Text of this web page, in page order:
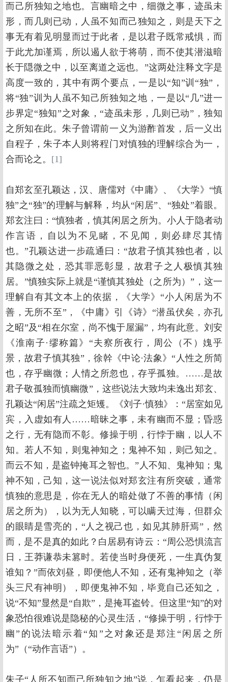
而己所独知之地也。言幽暗之中，细微之事，迹虽未
形，而几则已动，人虽不知而己独知之，则是天下之
事无有着见明显而过于此者，是以君子既常戒惧，而
于此尤加谨焉，所以遏人欲于将萌，而不使其潜滋暗
长于隠微之中，以至离道之远也。”这两处注释文字是
高度一致的，其中有两个要点，一是以“知”训“独”，
将“独”训为人虽不知己所独知之地，一是以“几”进一
步界定“独知”之对象，“迹虽未形，几则已动”，独知
之所知在此。朱子曾谓前一义为游酢首发，后一义出
自程子，朱子本人则将程门对慎独的理解综合为一，
合而论之。 [1]
自郑玄至孔颖达，汉、唐儒对《中庸》、《大学》“慎
独”之“独”的理解与解释，均从“闲居”、“独处”着眼。
郑玄注曰：“慎独者，慎其闲居之所为。小人于隐者动
作言语，自以为不见睹，不见闻，则必肆尽其情
也。”孔颖达进一步疏通曰：“故君子慎其独也者，以
其隐微之处，恐其罪恶彰显，故君子之人极慎其独
居。”慎独实际上就是“谨慎其独处（之所为）”，这一
理解自有其文本上的依据，《大学》“小人闲居为不
善，无所不至”，《中庸》引《诗》“潜虽伏矣，亦孔
之昭”及“相在尔室，尚不愧于屋漏”，均有此意。刘安
《淮南子·缪称篇》“夫察所夜行，周公（不）媿乎
景，故君子慎其独”，徐幹《中论·法象》“人性之所简
也，存乎幽微；人情之所忽也，存乎孤独。……是故
君子敬孤独而慎幽微”，这些说法大致均未逸出郑玄、
孔颖达“闲居”注疏之矩矱。《刘子·慎独》：“居室如见
宾，入虚如有人……暗昧之事，未有幽而不显；昏惑
之行，无有隐而不彰。修操于明，行悖于幽，以人不
知。若人不知，则鬼神知之；鬼神不知，则己知之。
而云不知，是盗钟掩耳之智也。”人不知、鬼神知；鬼
神不知，己知，这一说法似对郑玄注有所突破，通常
慎独的意思是，你在无人的暗处做了不善的事情（闲
居之所为），以为无人知晓，可以瞒天过海，但群众
的眼睛是雪亮的，“人之视己也，如见其肺肝焉”，然
而，是不是真的如此？白居易有诗云：“周公恐惧流言
日，王莽谦恭未篡时。若使当时身便死，一生真伪复
谁知？”而依刘昼，即便他人不知，还有鬼神知之（举
头三尺有神明），即便鬼神不知，毕竟自己还知之，
说“不知”显然是“自欺”，是掩耳盗铃。但这里“知”的对
象恐怕很难说是隐秘的心灵生活，“修操于明，行悖于
幽”的说法暗示着“知”之对象还是郑注“闲居之所
为”（“动作言语”）。
朱子“人所不知而己所独知之地”说，乍看起来，仍是